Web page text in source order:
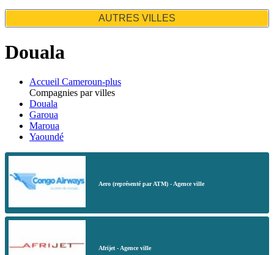
AUTRES VILLES
Douala
Accueil Cameroun-plus
Compagnies par villes
Douala
Garoua
Maroua
Yaoundé
Aero (représenté par ATM) - Agence ville
Afrijet - Agence ville